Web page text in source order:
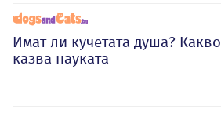
Имат ли кучетата душа? Какво
казва науката